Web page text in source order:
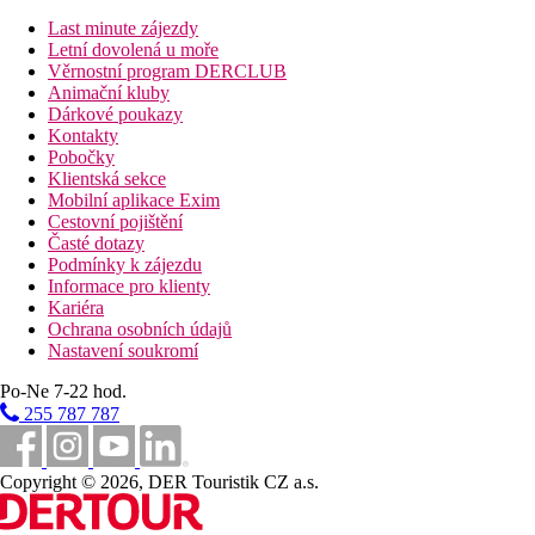
Vzdálenosti
16,5 km
Vzdálenost od nejbližšího letiště
0 m
Vzdálenost k pláži
Pláž
Hotel přímo u pláže
Plážová dovolená
Bazény
Lehátka a slunečníky u bazénu zdarma
Bar u bazénu
Fotogalerie
Last minute zájezdy
Letní dovolená u moře
Věrnostní program DERCLUB
Animační kluby
Dárkové poukazy
Kontakty
Pobočky
Klientská sekce
Mobilní aplikace Exim
Cestovní pojištění
Časté dotazy
Podmínky k zájezdu
Informace pro klienty
Kariéra
Ochrana osobních údajů
Nastavení soukromí
Po-Ne 7-22 hod.
255 787 787
Copyright © 2026, DER Touristik CZ a.s.